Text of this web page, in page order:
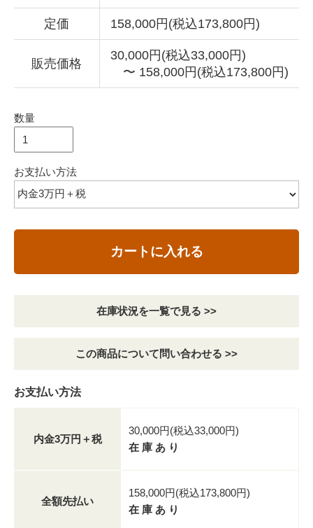
定価 158,000円(税込173,800円)
販売価格
30,000円(税込33,000円)
〜 158,000円(税込173,800円)
数量
お支払い方法
カートに入れる
在庫状況を一覧で見る >>
この商品について問い合わせる >>
お支払い方法
内金3万円＋税
30,000円(税込33,000円)
在 庫 あ り
全額先払い
158,000円(税込173,800円)
在 庫 あ り